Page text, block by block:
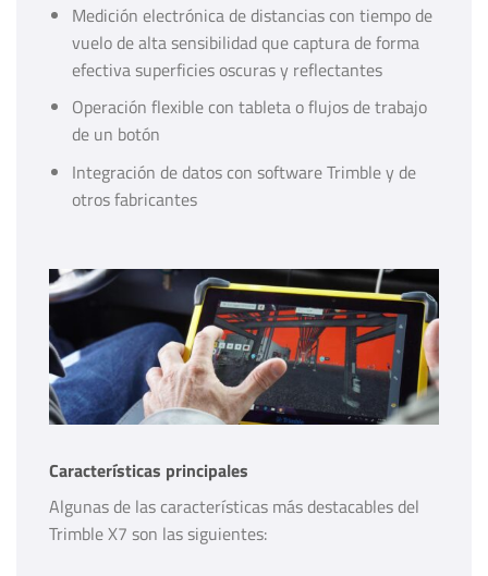
Medición electrónica de distancias con tiempo de
vuelo de alta sensibilidad que captura de forma
efectiva superficies oscuras y reflectantes
Operación flexible con tableta o flujos de trabajo
de un botón
Integración de datos con software Trimble y de
otros fabricantes
Características principales
Algunas de las características más destacables del
Trimble X7 son las siguientes: